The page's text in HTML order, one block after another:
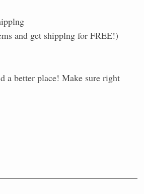
and get shipplng for FREE!)
a better place! Make sure right